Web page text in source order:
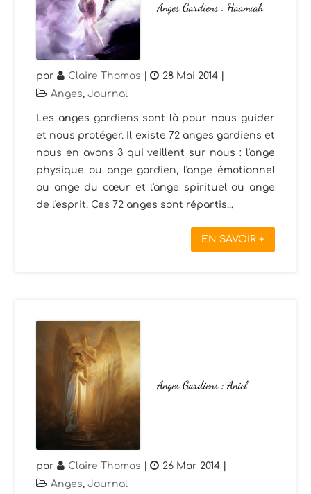
Anges Gardiens : Haamiah
par Claire Thomas | 28 Mai 2014
Anges,Journal
Les anges gardiens sont là pour nous guider
et nous protéger. Il existe 72 anges gardiens et
nous en avons 3 qui veillent sur nous : l'ange
physique ou ange gardien, l'ange émotionnel
ou ange du cœur et l'ange spirituel ou ange
de l'esprit. Ces 72 anges sont répartis...
EN SAVOIR +
Anges Gardiens : Aniel
par Claire Thomas | 26 Mar 2014
Anges,Journal